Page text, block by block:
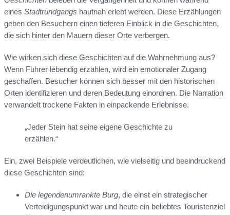
eines Stadtrundgangs hautnah erlebt werden. Diese Erzählungen
geben den Besuchern einen tieferen Einblick in die Geschichten,
die sich hinter den Mauern dieser Orte verbergen.
Wie wirken sich diese Geschichten auf die Wahrnehmung aus?
Wenn Führer lebendig erzählen, wird ein emotionaler Zugang
geschaffen. Besucher können sich besser mit den historischen
Orten identifizieren und deren Bedeutung einordnen. Die Narration
verwandelt trockene Fakten in einpackende Erlebnisse.
„Jeder Stein hat seine eigene Geschichte zu
erzählen.“
Ein, zwei Beispiele verdeutlichen, wie vielseitig und beeindruckend
diese Geschichten sind:
Die legendenumrankte Burg, die einst ein strategischer
Verteidigungspunkt war und heute ein beliebtes Touristenziel